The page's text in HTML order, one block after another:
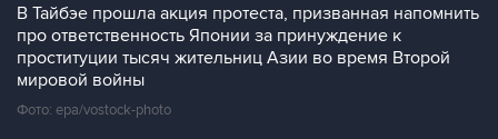
В Тайбэе прошла акция протеста, призванная напомнить
про ответственность Японии за принуждение к
проституции тысяч жительниц Азии во время Второй
мировой войны
Фото: epa/vostock-photo